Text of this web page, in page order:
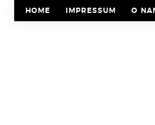
HOME IMPRESSUM O